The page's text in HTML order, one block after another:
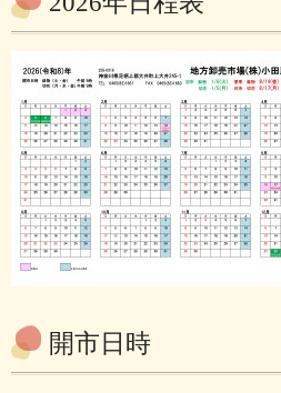
開市日時